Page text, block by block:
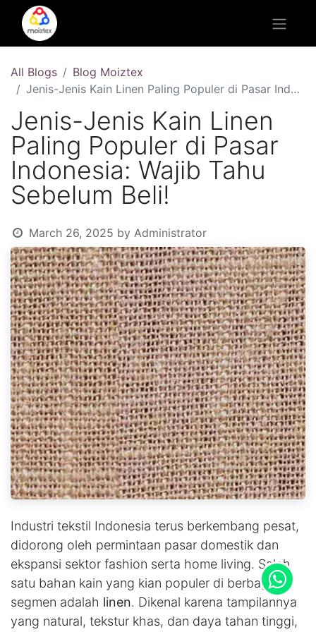
All Blogs
Blog Moiztex
Jenis-Jenis Kain Linen Paling Populer di Pasar Indonesia: Wajib Tahu Sebelum Beli!
Jenis-Jenis Kain Linen
Paling Populer di Pasar
Indonesia: Wajib Tahu
Sebelum Beli!
March 26, 2025 by Administrator
Industri tekstil Indonesia terus berkembang pesat,
didorong oleh permintaan pasar domestik dan
ekspansi sektor fashion serta home living. Salah
satu bahan kain yang kian populer di berbagai
segmen adalah linen. Dikenal karena tampilannya
yang natural, tekstur khas, dan daya tahan tinggi,